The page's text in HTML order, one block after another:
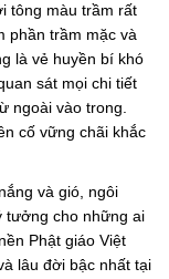
tông màu trầm rất
phần trầm mặc và
là vẻ huyền bí khó
sát mọi chi tiết
ngoài vào trong.
cố vững chãi khắc
và gió, ngôi
tưởng cho những ai
Phật giáo Việt
lâu đời bậc nhất tại